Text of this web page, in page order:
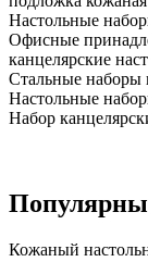
Настольные
Офисные
канцелярские
Стальные наборы
Настольные
Набор
Кожаный